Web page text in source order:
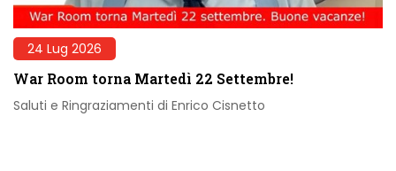
24 Lug 2026
War Room torna Martedì 22 Settembre!
Saluti e Ringraziamenti di Enrico Cisnetto